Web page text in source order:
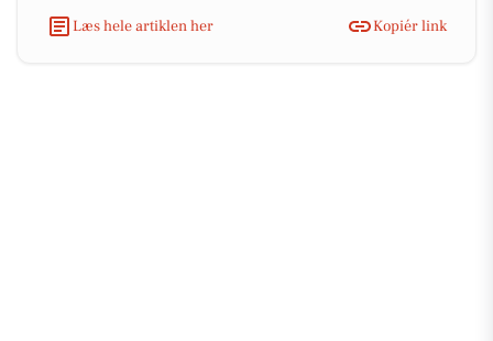
Læs hele artiklen her
Kopiér link